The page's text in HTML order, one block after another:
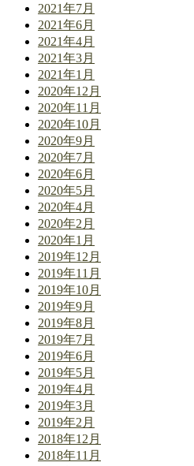
2021年7月
2021年6月
2021年4月
2021年3月
2021年1月
2020年12月
2020年11月
2020年10月
2020年9月
2020年7月
2020年6月
2020年5月
2020年4月
2020年2月
2020年1月
2019年12月
2019年11月
2019年10月
2019年9月
2019年8月
2019年7月
2019年6月
2019年5月
2019年4月
2019年3月
2019年2月
2018年12月
2018年11月